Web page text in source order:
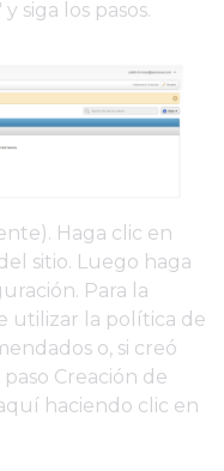
siga los pasos.
Haga clic en
sitio. Luego haga
Para la
utilizar la política de
o, si creó
Creación de
haciendo clic en